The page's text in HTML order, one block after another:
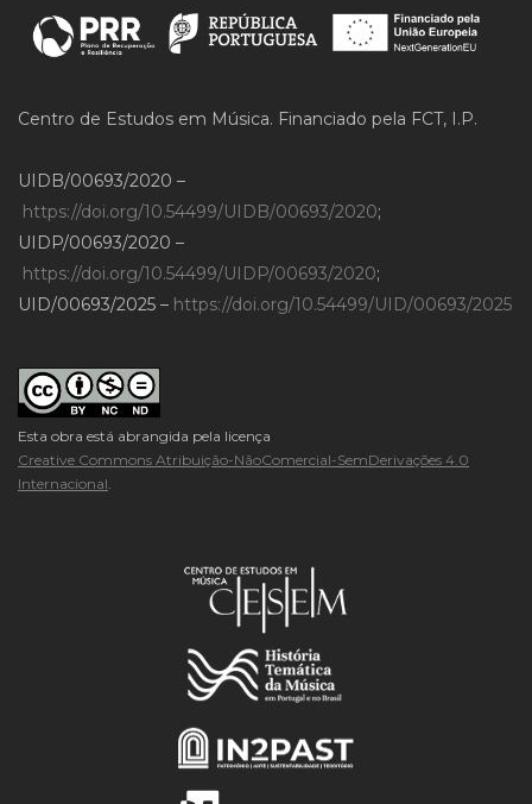
Centro de Estudos em Música. Financiado pela FCT, I.P.
UIDB/00693/2020 –
https://doi.org/10.54499/UIDB/00693/2020;
UIDP/00693/2020 –
https://doi.org/10.54499/UIDP/00693/2020;
UID/00693/2025 – https://doi.org/10.54499/UID/00693/2025
Esta obra está abrangida pela licença
Creative Commons Atribuição-NãoComercial-SemDerivações 4.0
Internacional